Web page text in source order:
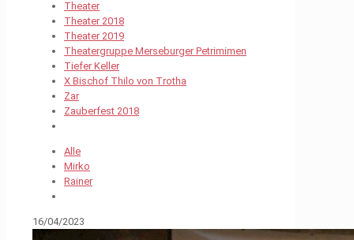
Theater
Theater 2018
Theater 2019
Theatergruppe Merseburger Petrimimen
Tiefer Keller
X Bischof Thilo von Trotha
Zar
Zauberfest 2018
Alle
Mirko
Rainer
16/04/2023